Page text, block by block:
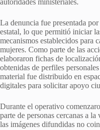
La denuncia fue presentada
estatal, lo que permitió iniciar
mecanismos establecidos para
mujeres. Como parte de las
elaboraron fichas de
obtenidas de perfiles
material fue distribuido en
digitales para solicitar apoyo
Durante el operativo
parte de personas cercanas a
las imágenes difundidas no